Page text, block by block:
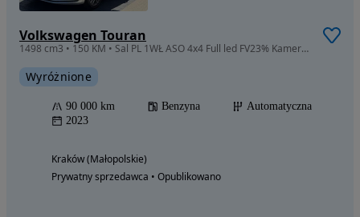
Volkswagen Touran
1498 cm3 • 150 KM • Sal PL 1WŁ ASO 4x4 Full led FV23% Kamera webasto ambiente
Wyróżnione
90 000 km Benzyna
Automatyczna
2023
Kraków (Małopolskie)
Prywatny sprzedawca • Opublikowano